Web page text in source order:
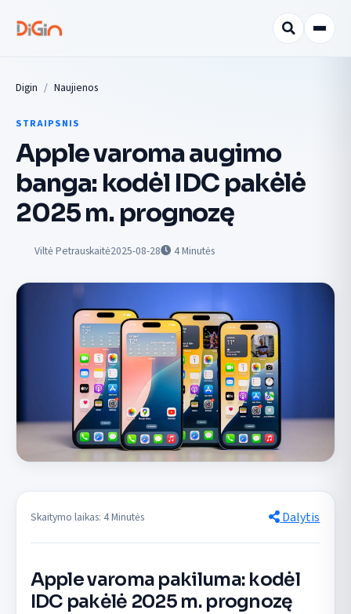
Digin Naujienos
STRAIPSNIS
Apple varoma augimo
banga: kodėl IDC pakėlė
2025 m. prognozę
Viltė Petrauskaitė2025-08-28 4Minutės
Skaitymo laikas: 4 Minutės Dalytis
Apple varoma pakiluma: kodėl
IDC pakėlė 2025 m. prognozę